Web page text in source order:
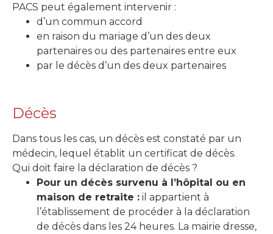
PACS peut également intervenir :
d’un commun accord
en raison du mariage d’un des deux
partenaires ou des partenaires entre eux
par le décès d’un des deux partenaires
Décès
Dans tous les cas, un décès est constaté par un
médecin, lequel établit un certificat de décès.
Qui doit faire la déclaration de décès ?
Pour un décès survenu à l’hôpital ou en
maison de retraite : il appartient à
l’établissement de procéder à la déclaration
de décès dans les 24 heures. La mairie dresse,